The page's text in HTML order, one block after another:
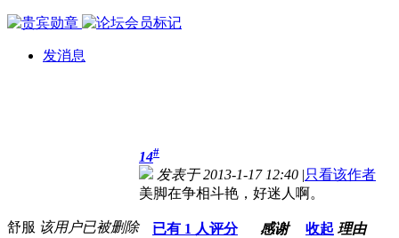
发消息
舒服 该用户已被删除
14#
发表于 2013-1-17 12:40 |只看该作者
美脚在争相斗艳，好迷人啊。
已有 1 人评分 感谢 收起 理由